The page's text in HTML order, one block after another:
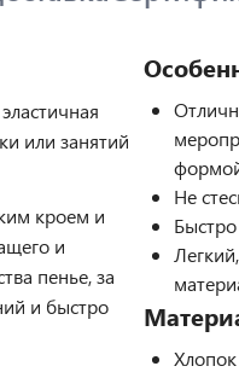
или занятий
кроем и
и
пенье, за
и быстро
Не
Быстро